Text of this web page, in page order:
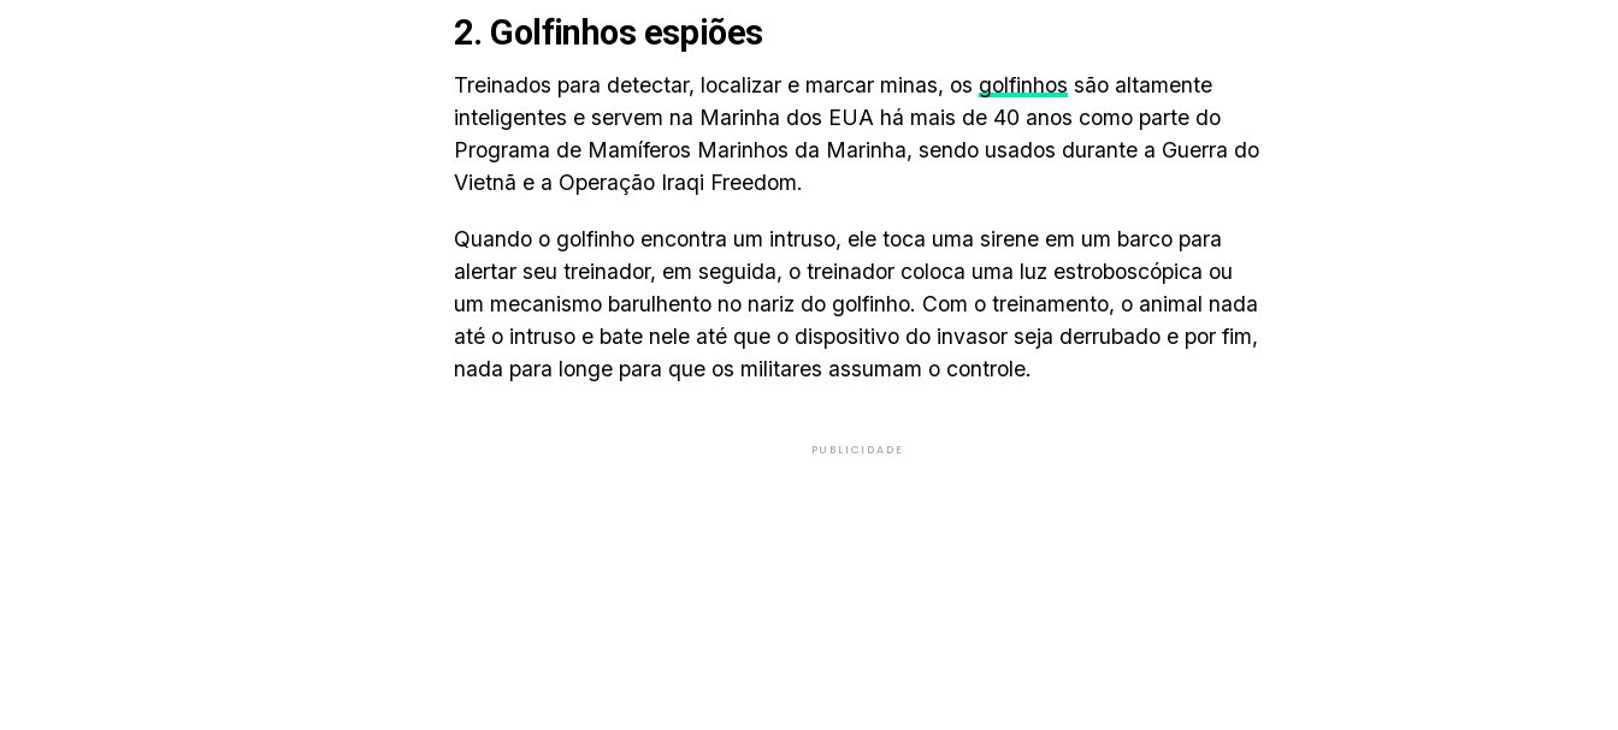
2. Golfinhos espiões
Treinados para detectar, localizar e marcar minas, os golfinhos são altamente
inteligentes e servem na Marinha dos EUA há mais de 40 anos como parte do
Programa de Mamíferos Marinhos da Marinha, sendo usados ​​durante a Guerra do
Vietnã e a Operação Iraqi Freedom.
Quando o golfinho encontra um intruso, ele toca uma sirene em um barco para
alertar seu treinador, em seguida, o treinador coloca uma luz estroboscópica ou
um mecanismo barulhento no nariz do golfinho. Com o treinamento, o animal nada
até o intruso e bate nele até que o dispositivo do invasor seja derrubado e por fim,
nada para longe para que os militares assumam o controle.
PUBLICIDADE